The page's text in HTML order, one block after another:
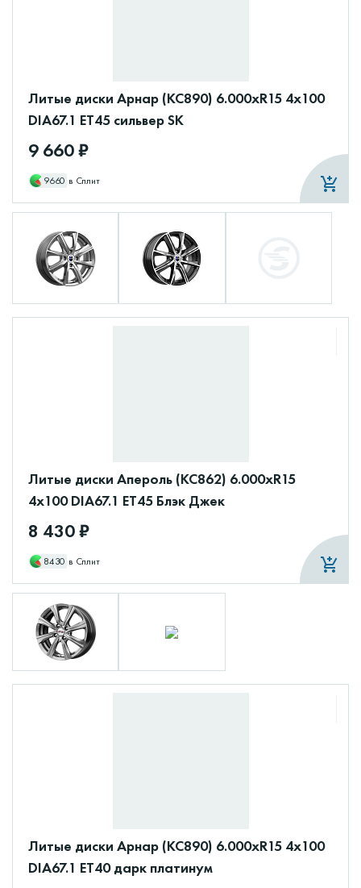
Литые диски Арнар (КС890) 6.000xR15 4x100
DIA67.1 ET45 сильвер SK
9 660 ₽
9660 в Сплит
Литые диски Апероль (КС862) 6.000xR15
4x100 DIA67.1 ET45 Блэк Джек
8 430 ₽
8430 в Сплит
Литые диски Арнар (КС890) 6.000xR15 4x100
DIA67.1 ET40 дарк платинум